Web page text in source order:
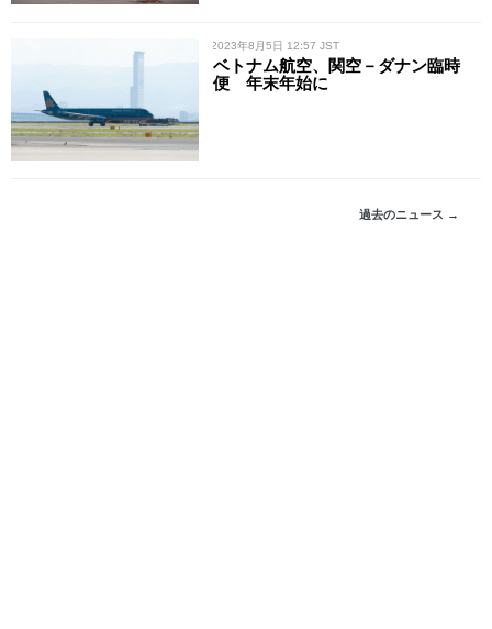
/ 2023年8月5日 12:57 JST
ベトナム航空、関空－ダナン臨時
便 年末年始に
過去のニュース →